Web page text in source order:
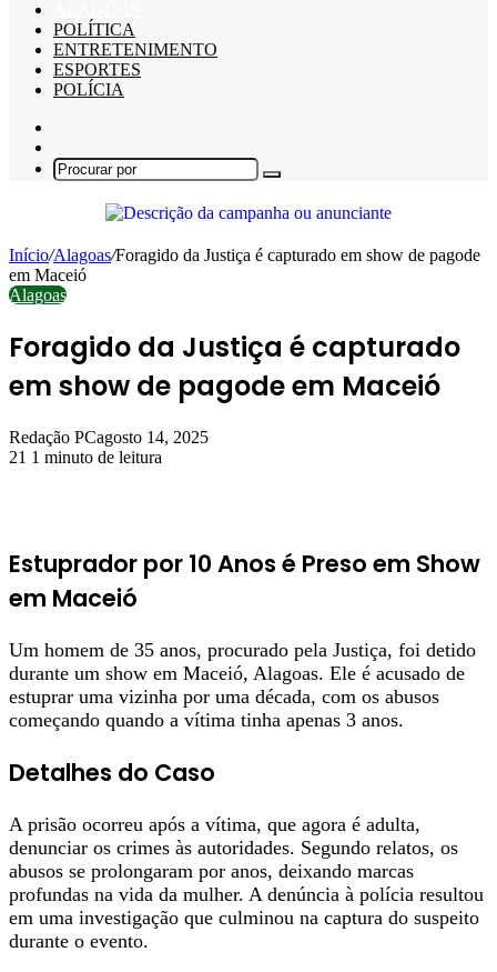
POLÍTICA
ENTRETENIMENTO
ESPORTES
POLÍCIA
skin
Procurar
Início/Alagoas/Foragido da Justiça é capturado em show de pagode
em Maceió
Alagoas
Foragido da Justiça é capturado
em show de pagode em Maceió
Redação PCagosto 14, 2025
21 1 minuto de leitura
Estuprador por 10 Anos é Preso em Show
em Maceió
Um homem de 35 anos, procurado pela Justiça, foi detido
durante um show em Maceió, Alagoas. Ele é acusado de
estuprar uma vizinha por uma década, com os abusos
começando quando a vítima tinha apenas 3 anos.
Detalhes do Caso
A prisão ocorreu após a vítima, que agora é adulta,
denunciar os crimes às autoridades. Segundo relatos, os
abusos se prolongaram por anos, deixando marcas
profundas na vida da mulher. A denúncia à polícia resultou
em uma investigação que culminou na captura do suspeito
durante o evento.